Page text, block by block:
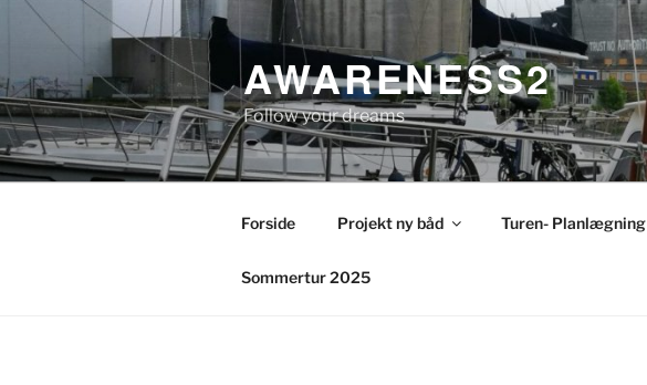
Videre
AWARENESS2
Follow your dreams
Forside Projekt ny båd Turen- Planlægning
Sommertur 2025